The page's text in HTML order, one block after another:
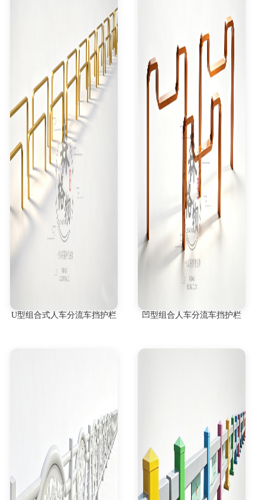
U型组合式人车分流车挡护栏 凹型组合人车分流车挡护栏